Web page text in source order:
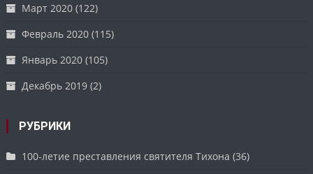
Март 2020 (122)
Февраль 2020 (115)
Январь 2020 (105)
Декабрь 2019 (2)
РУБРИКИ
100-летие преставления святителя Тихона (36)